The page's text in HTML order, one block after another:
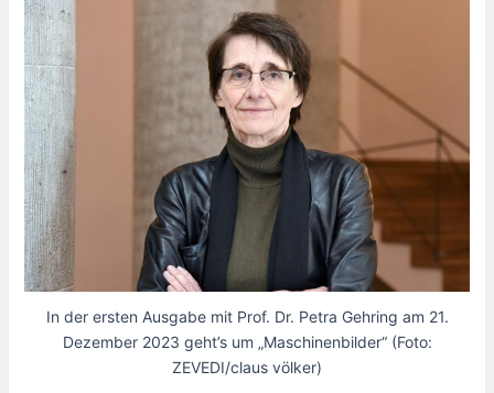
In der ersten Ausgabe mit Prof. Dr. Petra Gehring am 21.
Dezember 2023 geht’s um „Maschinenbilder“ (Foto:
ZEVEDI/claus völker)